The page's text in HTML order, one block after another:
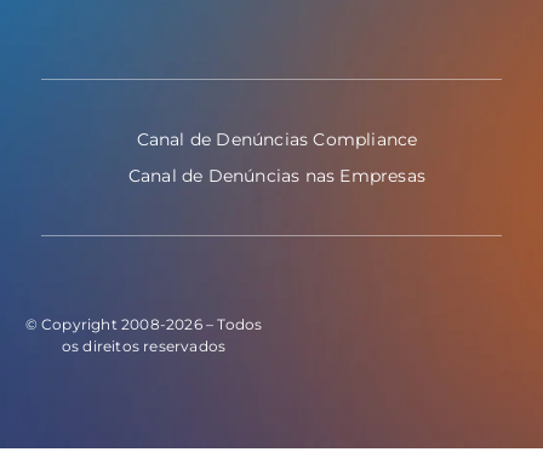
Canal de Denúncias Compliance
Canal de Denúncias nas Empresas
© Copyright 2008-2026 – Todos
os direitos reservados